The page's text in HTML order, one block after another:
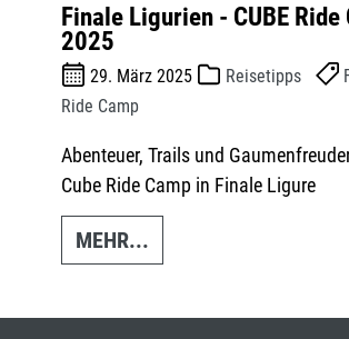
Finale Ligurien - CUBE Ride
2025
29. März 2025 Reisetipps
Ride Camp
Abenteuer, Trails und
Cube Ride Camp in Finale Ligure
MEHR...